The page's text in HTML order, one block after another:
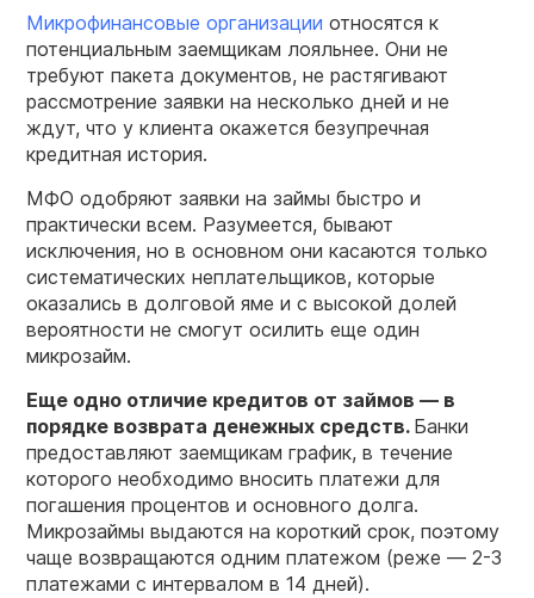
Микрофинансовые организации относятся к
потенциальным заемщикам лояльнее. Они не
требуют пакета документов, не растягивают
рассмотрение заявки на несколько дней и не
ждут, что у клиента окажется безупречная
кредитная история.
МФО одобряют заявки на займы быстро и
практически всем. Разумеется, бывают
исключения, но в основном они касаются только
систематических неплательщиков, которые
оказались в долговой яме и с высокой долей
вероятности не смогут осилить еще один
микрозайм.
Еще одно отличие кредитов от займов — в
порядке возврата денежных средств. Банки
предоставляют заемщикам график, в течение
которого необходимо вносить платежи для
погашения процентов и основного долга.
Микрозаймы выдаются на короткий срок, поэтому
чаще возвращаются одним платежом (реже — 2-3
платежами с интервалом в 14 дней).